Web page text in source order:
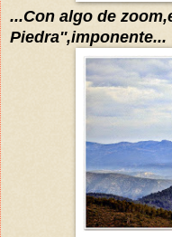
...Con algo de
Piedra'',imponente...